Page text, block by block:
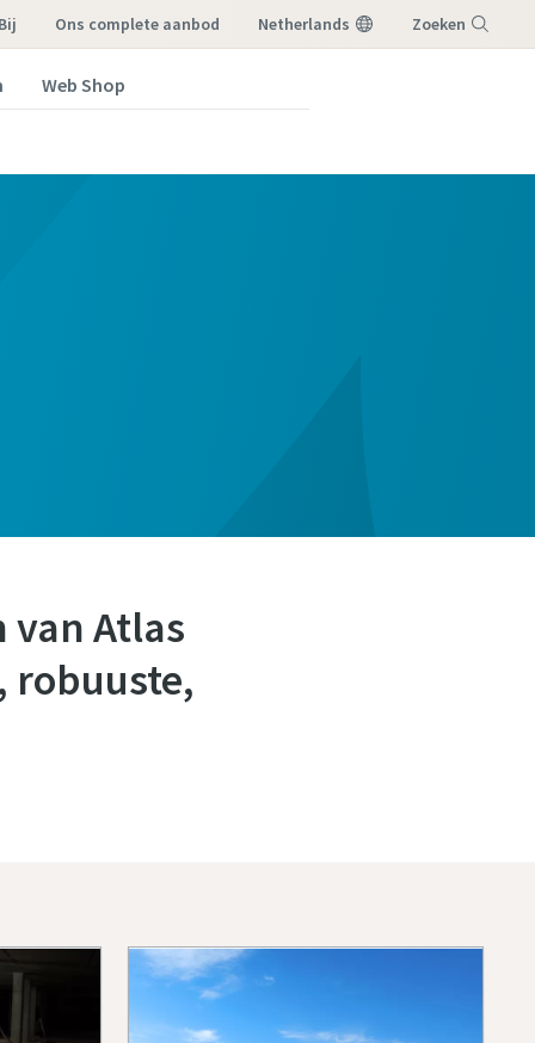
ons complete aanbod Netherlands Zoeken
Web Shop
Atlas
robuuste,